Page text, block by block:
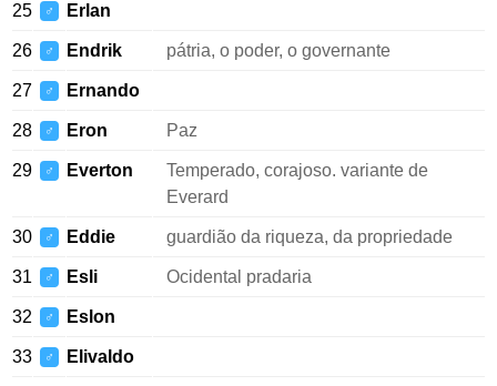
25 ♂ Erlan
26 ♂ Endrik pátria, o poder, o governante
27 ♂ Ernando
28 ♂ Eron Paz
29 ♂ Everton
Temperado, corajoso. variante de
Everard
30 ♂ Eddie guardião da riqueza, da propriedade
31 ♂ Esli Ocidental pradaria
32 ♂ Eslon
33 ♂ Elivaldo